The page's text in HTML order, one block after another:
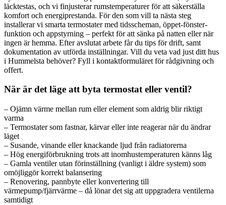
läcktestas, och vi finjusterar rumstemperaturer för att säkerställa
komfort och energiprestanda. För den som vill ta nästa steg
installerar vi smarta termostater med tidsscheman, öppet-fönster-
funktion och appstyrning – perfekt för att sänka på natten eller när
ingen är hemma. Efter avslutat arbete får du tips för drift, samt
dokumentation av utförda inställningar. Vill du veta vad just ditt hus
i Hummelsta behöver? Fyll i kontaktformuläret för rådgivning och
offert.
När är det läge att byta termostat eller ventil?
– Ojämn värme mellan rum eller element som aldrig blir riktigt
varma
– Termostater som fastnar, kärvar eller inte reagerar när du ändrar
läget
– Susande, vinande eller knackande ljud från radiatorerna
– Hög energiförbrukning trots att inomhustemperaturen känns låg
– Gamla ventiler utan förinställning (vanligt i äldre system) som
omöjliggör korrekt balansering
– Renovering, pannbyte eller konvertering till
värmepump/fjärrvärme – då lönar det sig att uppgradera ventilerna
samtidigt